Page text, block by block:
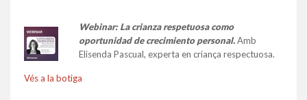
Webinar: La crianza respetuosa como
oportunidad de crecimiento personal.Amb
Elisenda Pascual, experta en criança respectuosa.
Vés a la botiga